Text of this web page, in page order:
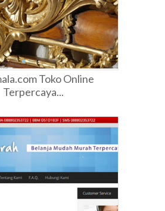
Toko Online
Terpercaya...